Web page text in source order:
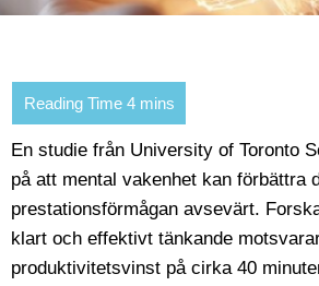
En studie från University of Toronto
på att mental vakenhet kan förbättra
prestationsförmågan avsevärt.
klart och effektivt tänkande
produktivitetsvinst på cirka 40